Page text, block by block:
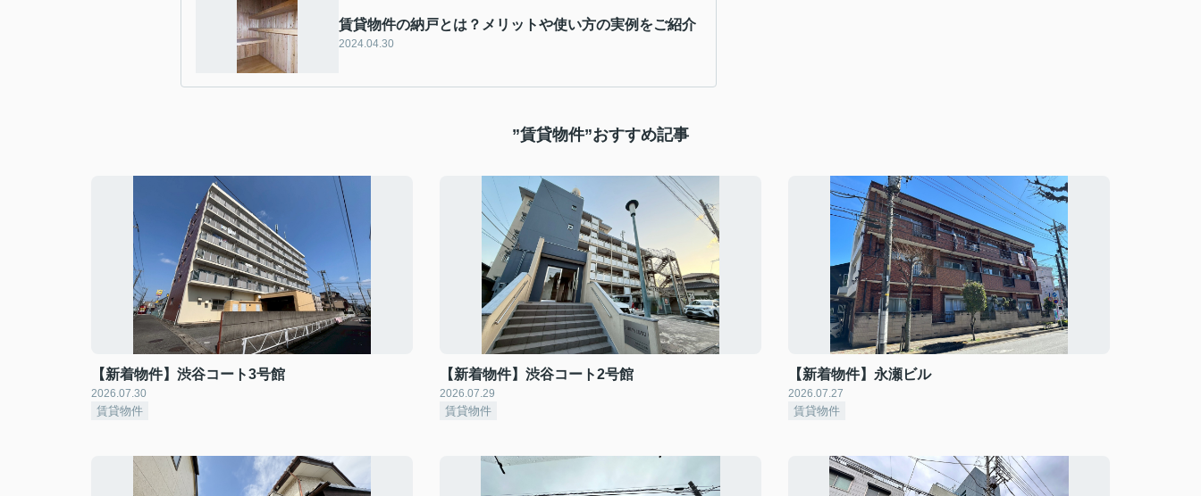
賃貸物件の納戸とは？メリットや使い方の実例をご紹介
2024.04.30
”賃貸物件”おすすめ記事
【新着物件】渋谷コート3号館
2026.07.30
賃貸物件
【新着物件】渋谷コート2号館
2026.07.29
賃貸物件
【新着物件】永瀬ビル
2026.07.27
賃貸物件